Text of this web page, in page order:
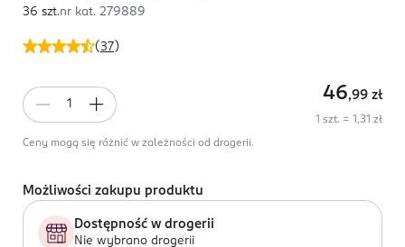
(37)
36 szt.nr kat. 279889
46,99 zł
1 szt. = 1,31 zł
Ceny mogą się różnić w zależności od drogerii.
Możliwości zakupu produktu
Dostępność w drogerii
Nie wybrano drogerii